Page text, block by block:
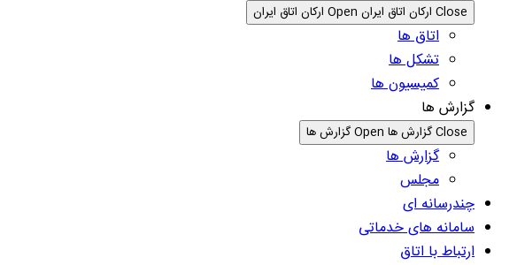
Close ارکان اتاق ایران Open ارکان اتاق ایران
اتاق ها
تشکل ها
کمیسیون ها
گزارش ها
Close گزارش ها Open گزارش ها
گزارش ها
مجلس
چندرسانه ای
سامانه های خدماتی
ارتباط با اتاق